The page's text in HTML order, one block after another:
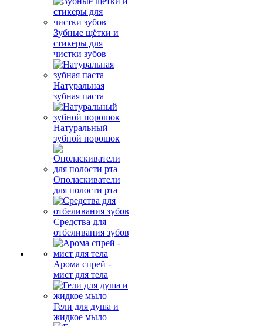
Зубные щётки и
стикеры для
чистки зубов
Натуральная
зубная паста
Натуральный
зубной порошок
Ополаскиватели
для полости рта
Средства для
отбеливания зубов
Арома спрей -
мист для тела
Гели для душа и
жидкое мыло